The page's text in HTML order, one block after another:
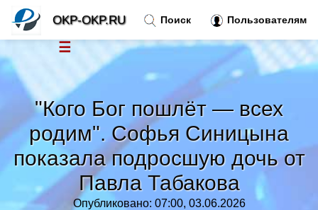
"Кого Бог пошлёт — всех
родим". Софья Синицына
показала подросшую дочь от
Павла Табакова
Опубликовано: 07:00, 03.06.2026
Поиск Пользователям
OKP-OKP.RU
☰
Тренды новостей»
Рубрики»
Правила »